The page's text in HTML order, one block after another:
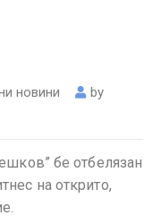
новини
by
бе отбелязан
на открито,